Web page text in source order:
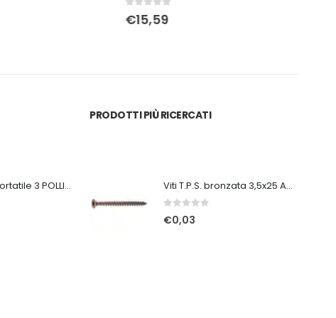
0Su 5
€2,00
Ventilatore portatile 3 POLLICI ricaricabile bianco
PRODOTTI PIÙ RICERCATI
Viti T.P.S. bronzata 3,5x25 Ambrovit
€0,03